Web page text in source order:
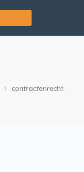
contractenrecht